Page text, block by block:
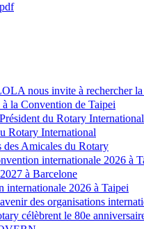
nous invite à rechercher
la Convention de Taipei
du Rotary International
Rotary International
des Amicales du Rotary
internationale 2026 à
à Barcelone
internationale 2026 à Taipei
des organisations
célèbrent le 80e